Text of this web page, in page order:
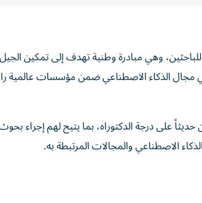
وهي مبادرة وطنية تهدف إلى تمكين الجيل
في مجال الذكاء الاصطناعي ضمن مؤسسات عالمية
حديثاً على درجة الدكتوراه، بما يتيح لهم إجراء
الاصطناعي والمجالات المرتبطة به.